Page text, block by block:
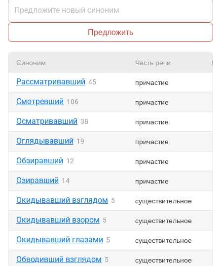
Предложить
Синоним Часть речи
Рассматривавший 45 причастие
Смотревший 106 причастие
Осматривавший 38 причастие
Оглядывавший 19 причастие
Обзиравший 12 причастие
Озиравший 14 причастие
Окидывавший взглядом 5 существительное
Окидывавший взором 5 существительное
Окидывавший глазами 5 существительное
Обводивший взглядом 5 существительное